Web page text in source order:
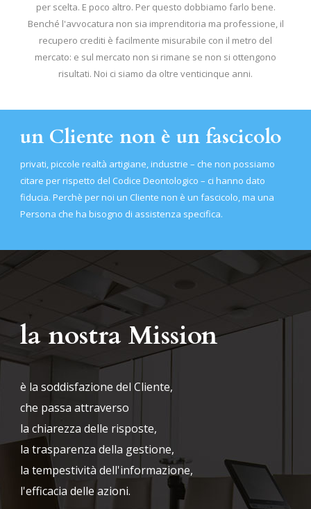
per scelta. E poco altro. Per questo dobbiamo farlo bene.
Benché l'avvocatura non sia imprenditoria ma professione, il
recupero crediti è facilmente misurabile con il metro del
mercato: e sul mercato non si rimane se non si ottengono
risultati. Noi ci siamo da oltre venticinque anni.
un Cliente non è un fascicolo
privati, piccole realtà artigiane, industrie – che non possiamo
citare per rispetto del Codice Deontologico – ci hanno dato
fiducia. Perchè per noi un Cliente non è un fascicolo, ma una
Persona che ha bisogno di assistenza specifica.
la nostra Mission
è la soddisfazione del Cliente,
che passa attraverso
la chiarezza delle risposte,
la trasparenza della gestione,
la tempestività dell'informazione,
l'efficacia delle azioni.